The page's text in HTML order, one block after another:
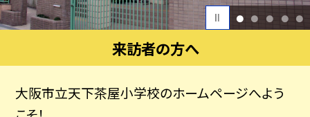
1 2 3 4 5
来訪者の方へ
大阪市立天下茶屋小学校のホームページへよう